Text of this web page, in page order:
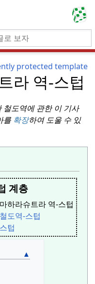
라 역-스텁
철도역에 관한 이 기사
를 확장하여 도울 수 있
계층
마하라슈트라 역-스텁
철도역-스텁
스텁